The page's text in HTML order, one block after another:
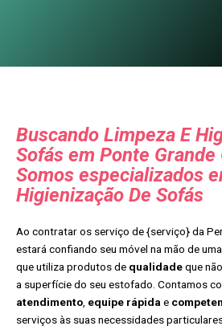
Buscando Limpeza E
Sofás em Ponte Grande
Somos especializados
Higienização De Sofás
Ao contratar os serviço de {serviço} da
estará confiando seu móvel na mão de uma
que utiliza produtos de qualidadeque
a superfície do seu estofado. Contamos
atendimento equipe rápida e
serviços às suas necessidades